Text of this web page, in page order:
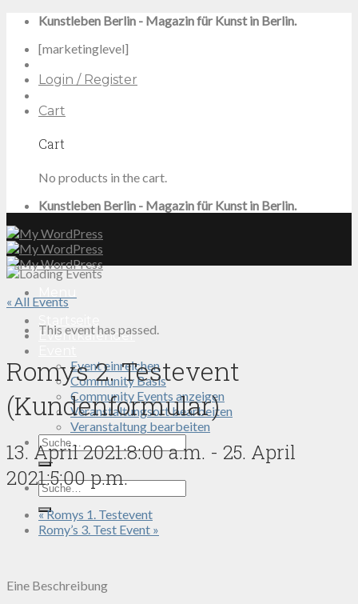
Skip
content
Kunstleben Berlin - Magazin für Kunst in Berlin.
[marketinglevel]
Login / Register
Cart
Cart
No products in the cart.
Kunstleben Berlin - Magazin für Kunst in Berlin.
Eventkalender
Event einreichen
Community Basis
Community Events anzeigen
Veranstaltungsort bearbeiten
Veranstaltung bearbeiten
Search
for:
Search
for:
« All Events
This event has passed.
Romys 2. Testevent
(Kundenformular)
13. April 2021:8:00 a.m. - 25. April
2021:5:00 p.m.
«Romys 1. Testevent
Romy’s 3. Test Event »
Eine Beschreibung